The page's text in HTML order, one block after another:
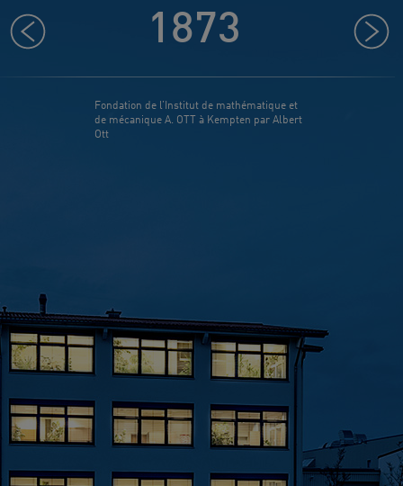
1873
Fondation de l’Institut de mathématique et
de mécanique A. OTT à Kempten par Albert
Ott